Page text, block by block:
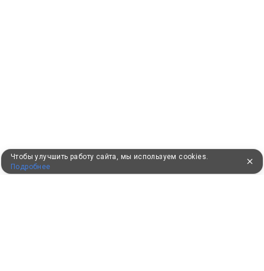
Чтобы улучшить работу сайта, мы используем cookies.
Подробнее